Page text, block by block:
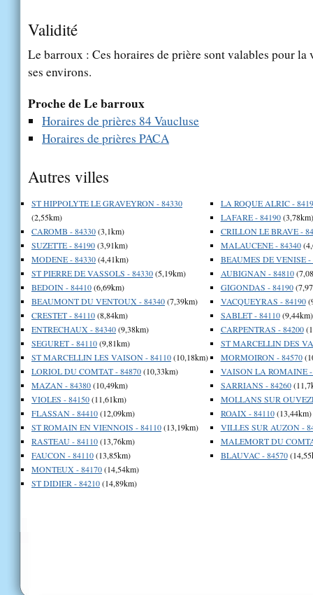
Validité
Le barroux : Ces horaires de prière sont valables pour
ses environs.
Proche de Le barroux
Horaires de prières 84 Vaucluse
Horaires de prières PACA
Autres villes
ST HIPPOLYTE LE GRAVEYRON - 84330
(2,55km)
CAROMB - 84330(3,1km)
SUZETTE - 84190(3,91km)
MODENE - 84330(4,41km)
ST PIERRE DE VASSOLS - 84330(5,19km)
BEDOIN - 84410(6,69km)
BEAUMONT DU VENTOUX - 84340(7,39km)
CRESTET - 84110(8,84km)
ENTRECHAUX - 84340(9,38km)
SEGURET - 84110(9,81km)
ST MARCELLIN LES VAISON - 84110(10,18km)
LORIOL DU COMTAT - 84870(10,33km)
MAZAN - 84380(10,49km)
VIOLES - 84150(11,61km)
FLASSAN - 84410(12,09km)
ST ROMAIN EN VIENNOIS - 84110(13,19km)
RASTEAU - 84110(13,76km)
FAUCON - 84110(13,85km)
MONTEUX - 84170(14,54km)
ST DIDIER - 84210(14,89km)
LA ROQUE ALRIC -
LAFARE - 84190(3,78km)
CRILLON LE BRAVE -
MALAUCENE - 84340
BEAUMES DE VENISE -
AUBIGNAN - 84810
GIGONDAS - 84190
VACQUEYRAS - 84190
SABLET - 84110(9,44km)
CARPENTRAS - 84200
ST MARCELLIN DES
MORMOIRON - 84570
VAISON LA ROMAINE -
SARRIANS - 84260
MOLLANS SUR
ROAIX - 84110(13,44km)
VILLES SUR AUZON -
MALEMORT DU
BLAUVAC - 84570